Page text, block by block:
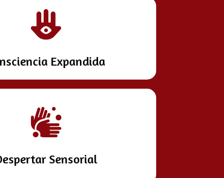
Expandida
Sensorial